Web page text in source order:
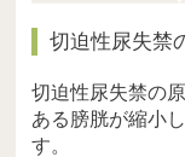
切迫性尿失禁
切迫性尿失禁の
ある膀胱が縮小
す。